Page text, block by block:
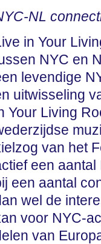
NL
in Your
NYC en
levendige
uitwisseling
Your Living
van het
een
een aantal
wel de
voor NYC-
van